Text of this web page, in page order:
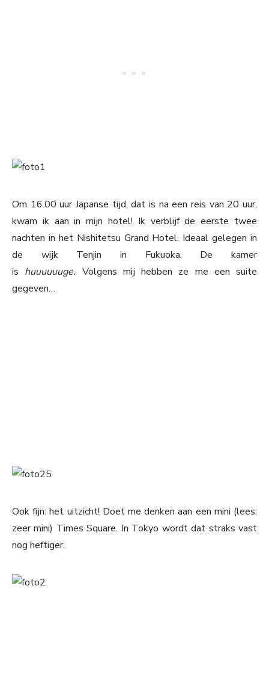
Om 16.00 uur Japanse tijd, dat is na een reis van 20 uur,
kwam ik aan in mijn hotel! Ik verblijf de eerste twee
nachten in het Nishitetsu Grand Hotel. Ideaal gelegen in
de wijk Tenjin in Fukuoka. De kamer
is huuuuuuge. Volgens mij hebben ze me een suite
gegeven…
Ook fijn: het uitzicht! Doet me denken aan een mini (lees:
zeer mini) Times Square. In Tokyo wordt dat straks vast
nog heftiger.